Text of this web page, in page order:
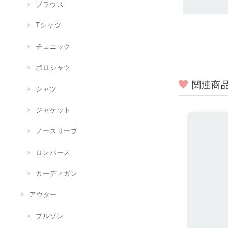
ブラウス
Tシャツ
チュニック
ポロシャツ
シャツ
ジャケット
ノースリーブ
ロンパース
カーディガン
アウター
ブルゾン
関連商